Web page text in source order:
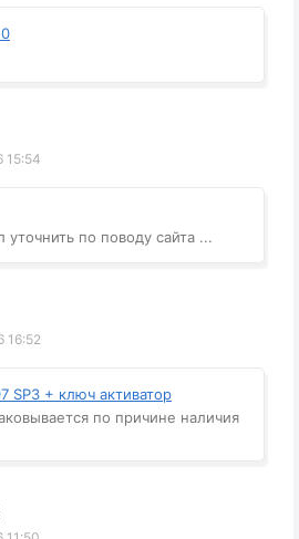
15:54
уточнить по поводу сайта ...
16:52
SP3 + ключ активатор
по причине наличия